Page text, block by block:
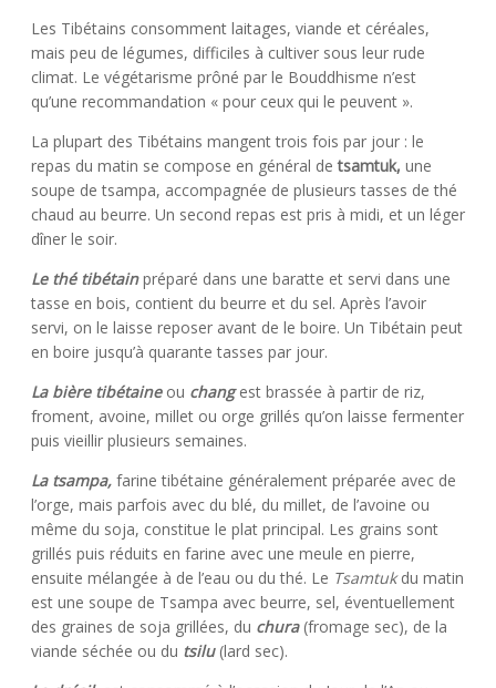
Les Tibétains consomment laitages, viande et céréales,
mais peu de légumes, difficiles à cultiver sous leur rude
climat. Le végétarisme prôné par le Bouddhisme n’est
qu’une recommandation « pour ceux qui le peuvent ».
La plupart des Tibétains mangent trois fois par jour : le
repas du matin se compose en général detsamtuk, une
soupe de tsampa, accompagnée de plusieurs tasses de thé
chaud au beurre. Un second repas est pris à midi, et un léger
dîner le soir.
Le thé tibétainpréparé dans une baratte et servi dans une
tasse en bois, contient du beurre et du sel. Après l’avoir
servi, on le laisse reposer avant de le boire. Un Tibétain peut
en boire jusqu’à quarante tasses par jour.
La bière tibétaine ou changest brassée à partir de riz,
froment, avoine, millet ou orge grillés qu’on laisse fermenter
puis vieillir plusieurs semaines.
La tsampa, farine tibétaine généralement préparée avec de
l’orge, mais parfois avec du blé, du millet, de l’avoine ou
même du soja, constitue le plat principal. Les grains sont
grillés puis réduits en farine avec une meule en pierre,
ensuite mélangée à de l’eau ou du thé. Le Tsamtukdu matin
est une soupe de Tsampa avec beurre, sel, éventuellement
des graines de soja grillées, du chura(fromage sec), de la
viande séchée ou du tsilu (lard sec).